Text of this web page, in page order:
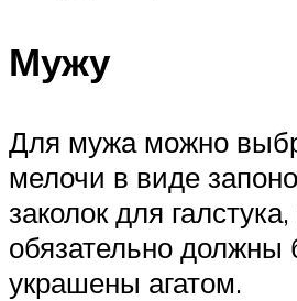
Мужу
Для мужа можно
мелочи в виде
заколок для
обязательно должны
украшены агатом.